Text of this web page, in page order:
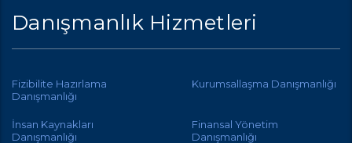
Danışmanlık Hizmetleri
Fizibilite Hazırlama
Danışmanlığı
Kurumsallaşma Danışmanlığı
İnsan Kaynakları
Danışmanlığı
Finansal Yönetim
Danışmanlığı